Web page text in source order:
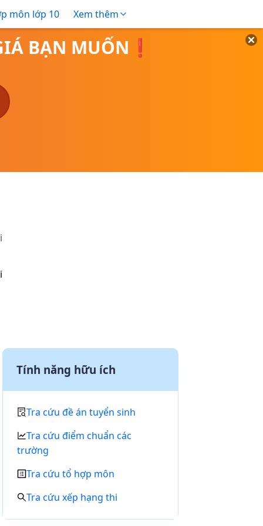
môn lớp 10 Xem thêm
BẠN MUỐN❗
Tính năng hữu ích
Tra cứu đề án tuyển sinh
Tra cứu điểm chuẩn các
trường
Tra cứu tổ hợp môn
Tra cứu xếp hạng thi